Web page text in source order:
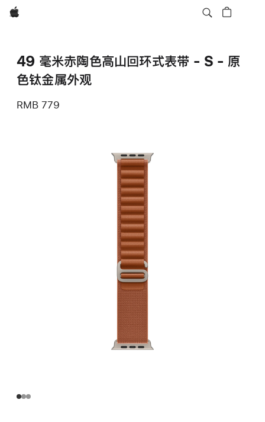
Apple
49 毫米赤陶色高山回环式表带 - S - 原
色钛金属外观
RMB 779